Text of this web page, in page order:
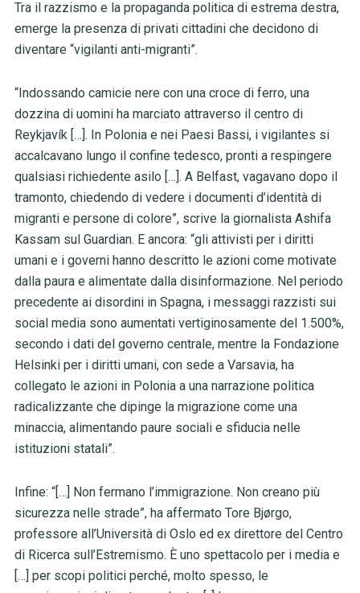
Tra il razzismo e la propaganda politica di estrema destra,
emerge la presenza di privati cittadini che decidono di
diventare “vigilanti anti-migranti”.
“Indossando camicie nere con una croce di ferro, una
dozzina di uomini ha marciato attraverso il centro di
Reykjavík […]. In Polonia e nei Paesi Bassi, i vigilantes si
accalcavano lungo il confine tedesco, pronti a respingere
qualsiasi richiedente asilo […]. A Belfast, vagavano dopo il
tramonto, chiedendo di vedere i documenti d’identità di
migranti e persone di colore”, scrive la giornalista Ashifa
Kassam sul Guardian. E ancora: “gli attivisti per i diritti
umani e i governi hanno descritto le azioni come motivate
dalla paura e alimentate dalla disinformazione. Nel periodo
precedente ai disordini in Spagna, i messaggi razzisti sui
social media sono aumentati vertiginosamente del 1.500%,
secondo i dati del governo centrale, mentre la Fondazione
Helsinki per i diritti umani, con sede a Varsavia, ha
collegato le azioni in Polonia a una narrazione politica
radicalizzante che dipinge la migrazione come una
minaccia, alimentando paure sociali e sfiducia nelle
istituzioni statali”.
Infine: “[…] Non fermano l’immigrazione. Non creano più
sicurezza nelle strade”, ha affermato Tore Bjørgo,
professore all’Università di Oslo ed ex direttore del Centro
di Ricerca sull’Estremismo. È uno spettacolo per i media e
[…] per scopi politici perché, molto spesso, le